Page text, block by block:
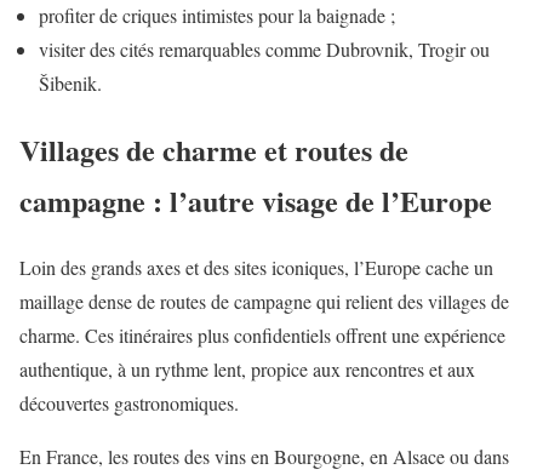
profiter de criques intimistes pour la baignade ;
visiter des cités remarquables comme Dubrovnik, Trogir ou
Šibenik.
Villages de charme et routes de
campagne : l’autre visage de l’Europe
Loin des grands axes et des sites iconiques, l’Europe cache un
maillage dense de routes de campagne qui relient des villages de
charme. Ces itinéraires plus confidentiels offrent une expérience
authentique, à un rythme lent, propice aux rencontres et aux
découvertes gastronomiques.
En France, les routes des vins en Bourgogne, en Alsace ou dans